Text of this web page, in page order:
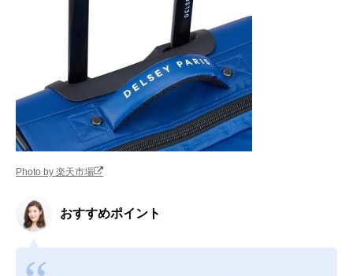
Photo by 楽天市場
おすすめポイント